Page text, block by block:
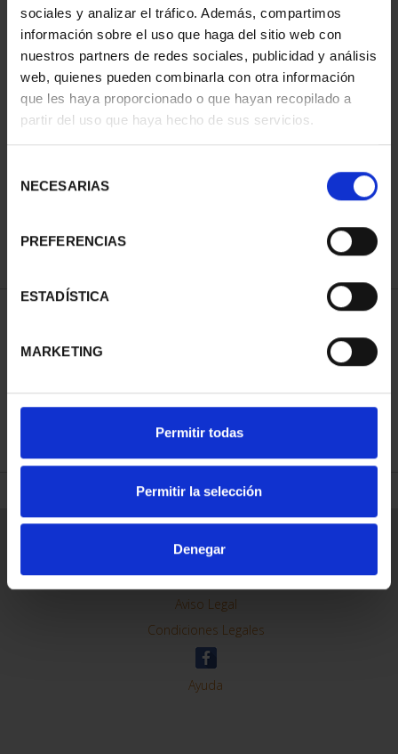
sociales y analizar el tráfico. Además, compartimos
información sobre el uso que haga del sitio web con
nuestros partners de redes sociales, publicidad y análisis
web, quienes pueden combinarla con otra información
que les haya proporcionado o que hayan recopilado a
partir del uso que haya hecho de sus servicios.
NECESARIAS
PREFERENCIAS
ESTADÍSTICA
MARKETING
Permitir todas
Permitir la selección
Denegar
73,00 €
REFINAR
Contacto
Preguntas Frequentes (FAQs)
Aviso Legal
Condiciones Legales
Ayuda